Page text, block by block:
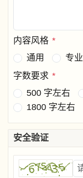
内容风格 *
通用
专业
字数要求 *
500 字左右
1800 字左右
安全验证